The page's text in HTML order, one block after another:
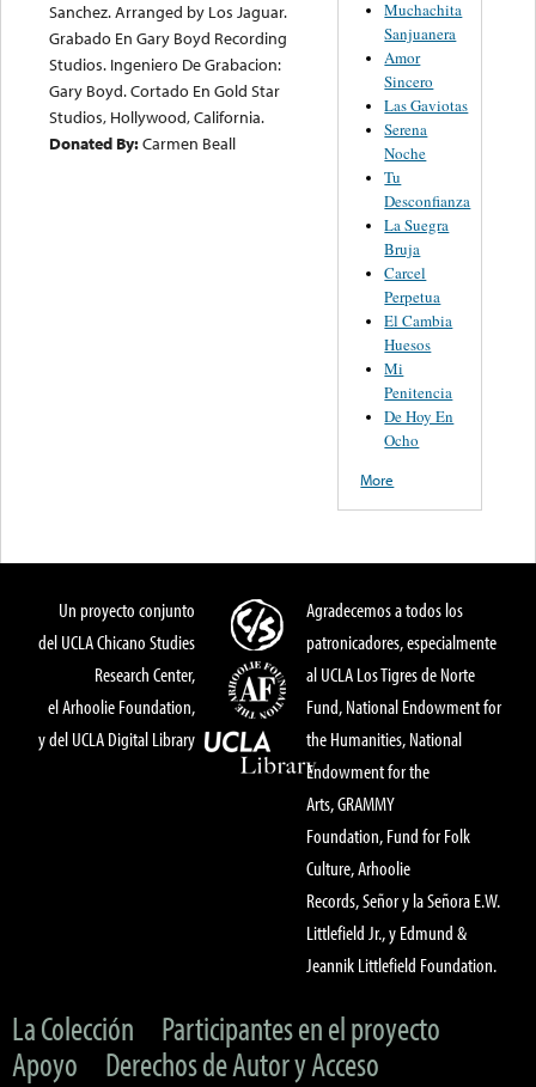
Sanchez. Arranged by Los Jaguar.
Grabado En Gary Boyd Recording
Studios. Ingeniero De Grabacion:
Gary Boyd. Cortado En Gold Star
Studios, Hollywood, California.
Donated By:Carmen Beall
Muchachita
Sanjuanera
Amor
Sincero
Las Gaviotas
Serena
Noche
Tu
Desconfianza
La Suegra
Bruja
Carcel
Perpetua
El Cambia
Huesos
Mi
Penitencia
De Hoy En
Ocho
More
Un proyecto conjunto
del UCLA Chicano Studies
Research Center,
el Arhoolie Foundation,
y del UCLA Digital Library
Agradecemos a todos los
patronicadores, especialmente
al UCLA Los Tigres de Norte
Fund, National Endowment for
the Humanities, National
Endowment for the
Arts, GRAMMY
Foundation, Fund for Folk
Culture, Arhoolie
Records, Señor y la Señora E.W.
Littlefield Jr., y Edmund &
Jeannik Littlefield Foundation.
La Colección
Participantes en el proyecto
Apoyo
Derechos de Autor y Acceso